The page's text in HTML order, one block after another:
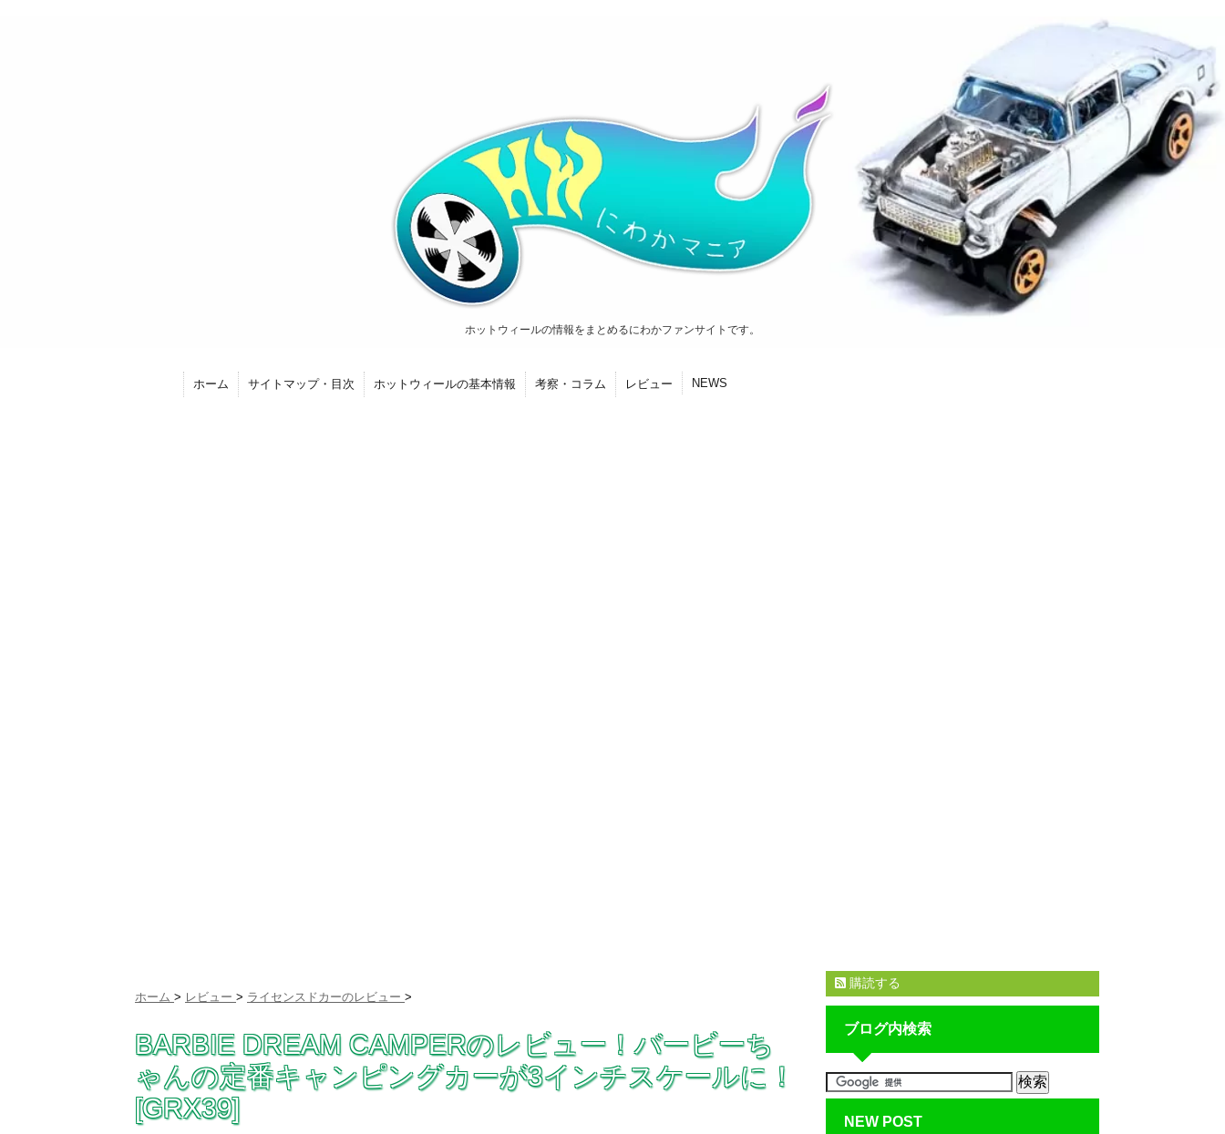
ホットウィールの情報をまとめるにわかファンサイトです。
ホーム サイトマップ・目次 ホットウィールの基本情報 考察・コラム レビュー NEWS
ホーム > レビュー > ライセンスドカーのレビュー >
BARBIE DREAM CAMPERのレビュー！バービーち
ゃんの定番キャンピングカーが3インチスケールに！
[GRX39]
購読する
ブログ内検索
NEW POST